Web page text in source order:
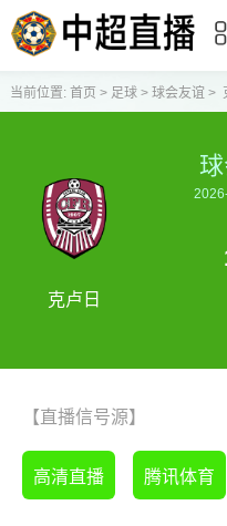
当前位置: 首页 > 足球> 球会友谊 >
克卢日
【直播信号源】
高清直播 腾讯体育